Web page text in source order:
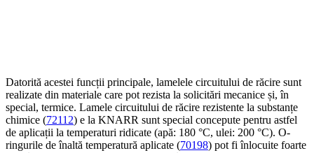
Datorită acestei funcții principale, lamelele circuitului de răcire sunt
realizate din materiale care pot rezista la solicitări mecanice și, în
special, termice. Lamele circuitului de răcire rezistente la substanțe
chimice (72112) e la KNARR sunt special concepute pentru astfel
de aplicații la temperaturi ridicate (apă: 180 °C, ulei: 200 °C). O-
ringurile de înaltă temperatură aplicate (70198) pot fi înlocuite foarte